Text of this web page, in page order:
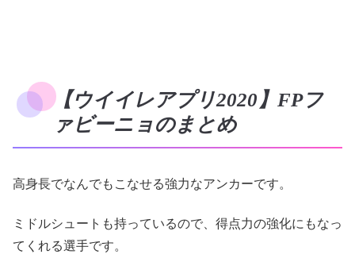
【ウイイレアプリ2020】FPフ
ァビーニョのまとめ
高身長でなんでもこなせる強力なアンカーです。
ミドルシュートも持っているので、得点力の強化にもなっ
てくれる選手です。